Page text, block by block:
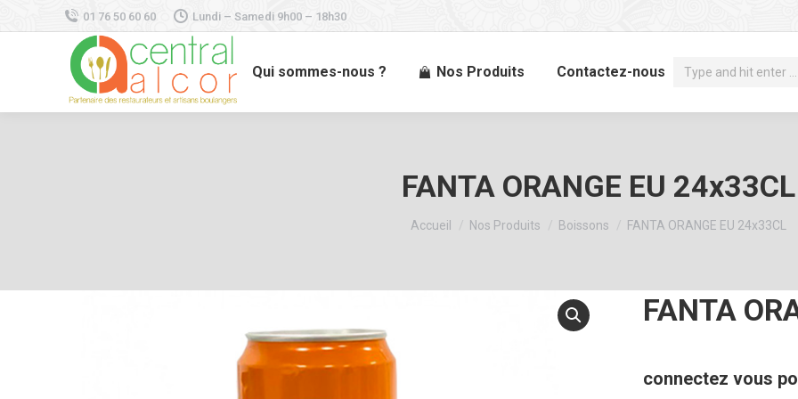
01 76 50 60 60 Lundi – Samedi 9h00 – 18h30
Qui sommes-nous ? Nos Produits Contactez-nous
Recherche
FANTA ORANGE EU 24x33CL
Vous êtes ici :
Accueil Nos Produits Boissons FANTA ORANGE EU 24x33CL
FANTA
connectez vous